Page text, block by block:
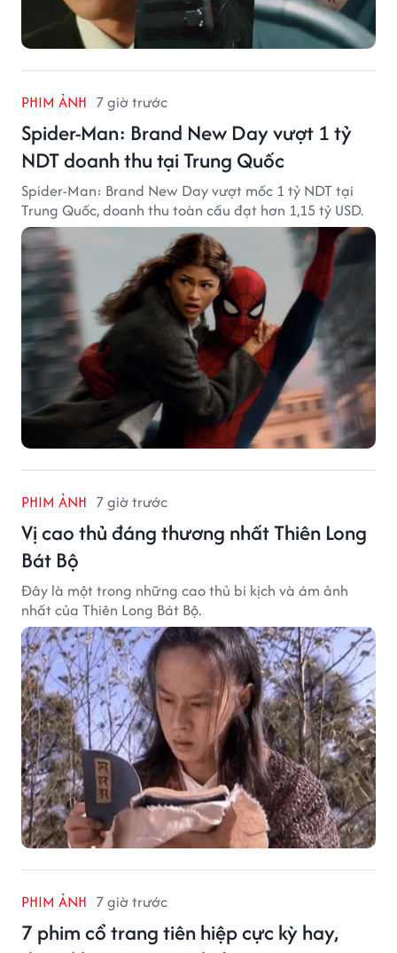
PHIM ẢNH 7 giờ trước
Spider-Man: Brand New Day vượt 1 tỷ
NDT doanh thu tại Trung Quốc
Spider-Man: Brand New Day vượt mốc 1 tỷ NDT tại
Trung Quốc, doanh thu toàn cầu đạt hơn 1,15 tỷ USD.
PHIM ẢNH 7 giờ trước
Vị cao thủ đáng thương nhất Thiên Long
Bát Bộ
Đây là một trong những cao thủ bi kịch và ám ảnh
nhất của Thiên Long Bát Bộ.
PHIM ẢNH 7 giờ trước
7 phim cổ trang tiên hiệp cực kỳ hay,